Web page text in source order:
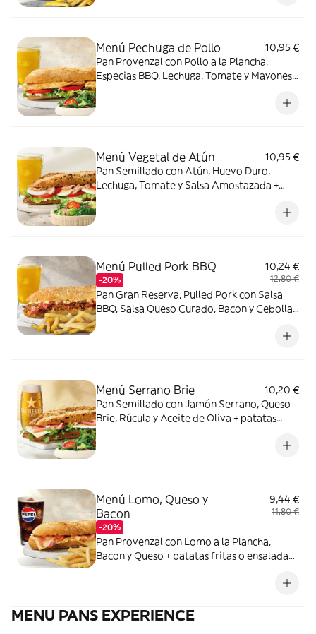
Menú Pechuga de Pollo
10,95 €
Pan Provenzal con Pollo a la Plancha,
Especias BBQ, Lechuga, Tomate y Mayonesa
Menú Vegetal de Atún
10,95 €
Pan Semillado con Atún, Huevo Duro,
Lechuga, Tomate y Salsa Amostazada +
Menú Pulled Pork BBQ
-20%
10,24 €
12,80 €
Pan Gran Reserva, Pulled Pork con Salsa
BBQ, Salsa Queso Curado, Bacon y Cebolla
Menú Serrano Brie
10,20 €
Pan Semillado con Jamón Serrano, Queso
Brie, Rúcula y Aceite de Oliva + patatas
Menú Lomo, Queso y
Bacon
-20%
9,44 €
11,80 €
Pan Provenzal con Lomo a la Plancha,
Bacon y Queso + patatas fritas o ensalada
MENU PANS EXPERIENCE